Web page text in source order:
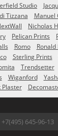
Studio
Tizzana Manuel
Nicholas
Pelican Prints
Romo Ronald
Sterling Prints
Trendsetter
Wiganford
Plaster
+7(495) 645-96-13